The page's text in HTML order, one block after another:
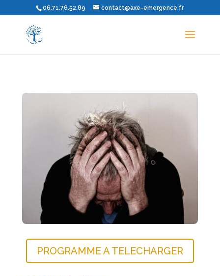
06.71.76.52.89 contact@axe-emergence.fr
PROGRAMME A TELECHARGER